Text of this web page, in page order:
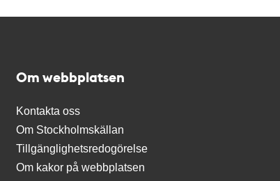
Om webbplatsen
Kontakta oss
Om Stockholmskällan
Tillgänglighetsredogörelse
Om kakor på webbplatsen